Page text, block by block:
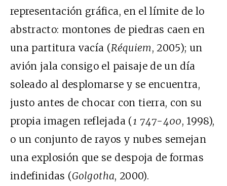
representación gráfica, en el límite de lo
abstracto: montones de piedras caen en
una partitura vacía (Réquiem, 2005); un
avión jala consigo el paisaje de un día
soleado al desplomarse y se encuentra,
justo antes de chocar con tierra, con su
propia imagen reflejada (1 747-400, 1998),
o un conjunto de rayos y nubes semejan
una explosión que se despoja de formas
indefinidas (Golgotha, 2000).